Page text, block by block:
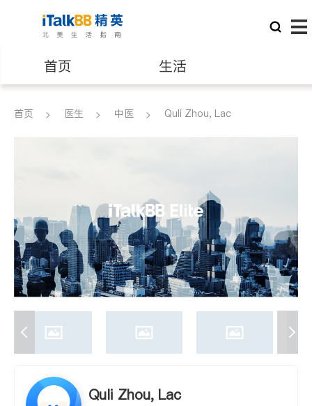
首页 生活
医生 律师
养老 非盈利组织
首页 医生 中医 Quli Zhou, Lac
Quli Zhou, Lac